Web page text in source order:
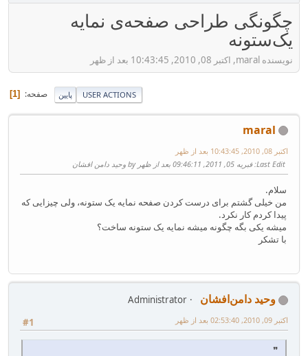
چگونگی طراحی صفحه‌ی نمایه
یک‌ستونه
نویسنده maral, اکتبر 08, 2010, 10:43:45 بعد از ظهر
پایین صفحه 1 USER ACTIONS
maral
اکتبر 08, 2010, 10:43:45 بعد از ظهر
Last Edit: فبریه 05, 2011, 09:46:11 بعد از ظهر by وحید دامن افشان
سلام.
من خیلی گشتم برای درست کردن صفحه نمایه یک ستونه، ولی چیزایی که
پیدا کردم کار نکرد.
میشه یکی بگه چگونه میشه نمایه یک ستونه ساخت؟
با تشکر
وحید دامن‌افشان
Administrator
#1
اکتبر 09, 2010, 02:53:40 بعد از ظهر